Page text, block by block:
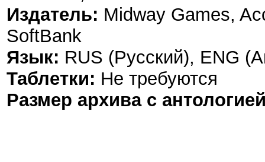
Издатель: Midway Games,
SoftBank
Язык: RUS (Русский), ENG
Таблетки: Не требуются
Размер архива с